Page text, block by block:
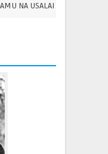
WA CHAKULA